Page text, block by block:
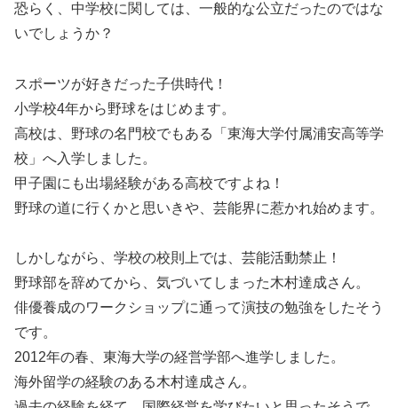
恐らく、中学校に関しては、一般的な公立だったのではな
いでしょうか？
スポーツが好きだった子供時代！
小学校4年から野球をはじめます。
高校は、野球の名門校でもある「東海大学付属浦安高等学
校」へ入学しました。
甲子園にも出場経験がある高校ですよね！
野球の道に行くかと思いきや、芸能界に惹かれ始めます。
しかしながら、学校の校則上では、芸能活動禁止！
野球部を辞めてから、気づいてしまった木村達成さん。
俳優養成のワークショップに通って演技の勉強をしたそう
です。
2012年の春、東海大学の経営学部へ進学しました。
海外留学の経験のある木村達成さん。